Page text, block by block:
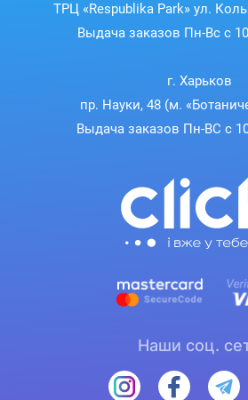
ТРЦ «Respublika Park» ул.
Выдача заказов Пн-Вс с
г. Харьков
пр. Науки, 48 (м.
Выдача заказов Пн-ВС с
Наши соц.